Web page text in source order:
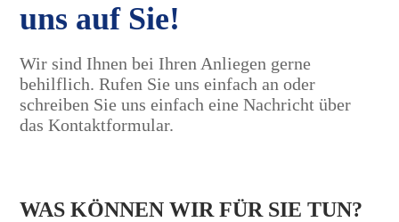
uns auf Sie!
Wir sind Ihnen bei Ihren Anliegen gerne
behilflich. Rufen Sie uns einfach an oder
schreiben Sie uns einfach eine Nachricht über
das Kontaktformular.
WAS KÖNNEN WIR FÜR SIE TUN?